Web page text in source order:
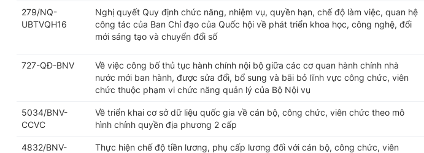
279/NQ-
UBTVQH16
Nghị quyết Quy định chức năng, nhiệm vụ, quyền hạn, chế độ làm việc, quan hệ
công tác của Ban Chỉ đạo của Quốc hội về phát triển khoa học, công nghệ, đổi
mới sáng tạo và chuyển đổi số
727-QĐ-BNV
Về việc công bố thủ tục hành chính nội bộ giữa các cơ quan hành chính nhà
nước mới ban hành, được sửa đổi, bổ sung và bãi bỏ lĩnh vực công chức, viên
chức thuộc phạm vi chức năng quản lý của Bộ Nội vụ
5034/BNV-
CCVC
Về triển khai cơ sở dữ liệu quốc gia về cán bộ, công chức, viên chức theo mô
hình chính quyền địa phương 2 cấp
4832/BNV-
Thực hiện chế độ tiền lương, phụ cấp lương đối với cán bộ, công chức, viên